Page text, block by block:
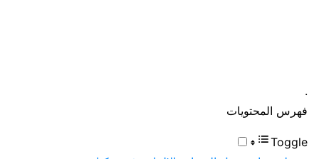
.
فهرس المحتويات
Toggle